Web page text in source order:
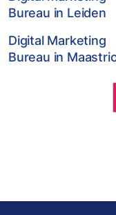
Bureau in Leiden
Digital Marketing
Bureau in